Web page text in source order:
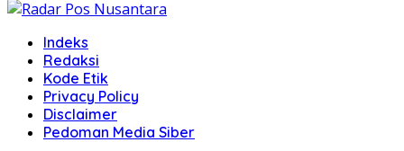
Indeks
Redaksi
Kode Etik
Privacy Policy
Disclaimer
Pedoman Media Siber